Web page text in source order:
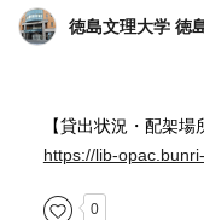
自然の一部である。
ど、考えてること
一段、高いところに
宮沢は人間も動物も
人間は因果交流電
銀河鉄道の夜は宮
のことでいじめられ
徳島文理大学 徳
【貸出状況・配架場
https://lib-
0